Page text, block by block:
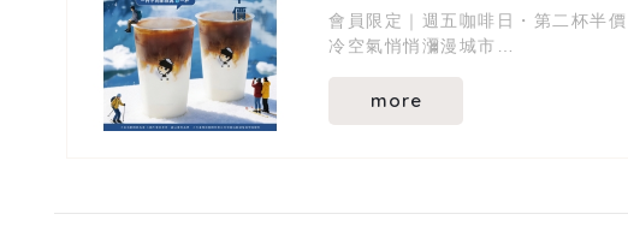
會員限定｜週五咖啡日・第二杯半價
冷空氣悄悄瀰漫城市
替自己，也替家人朋友暖暖身꒰
ღ˘◡˘ற꒱
more